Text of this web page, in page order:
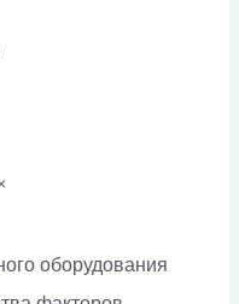
оборудования